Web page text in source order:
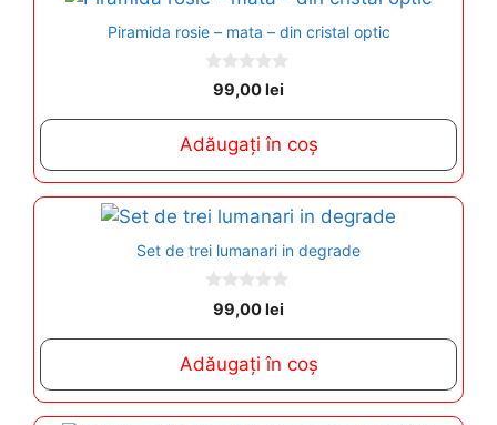
Piramida rosie – mata – din cristal optic
0
o
5
99,00 lei
Adăugați în coș
Set de trei lumanari in degrade
0
o
5
99,00lei
Adăugați în coș